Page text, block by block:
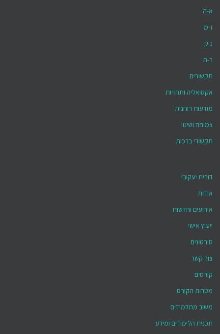
א-ה
ז-מ
נ-ק
ר-ת
תקשורים
אקטואליה ותחזיות
מודעות רוחנית
צמיחה ושינוי
תקשורי ברכות
דורית יעקובי
אודות
אירועים וחדשות
ייעוץ אישי
סירטונים
צור קשר
קורסים
מטרות הקורס
משוב מתלמידים
תכנית הלימודים ומידע